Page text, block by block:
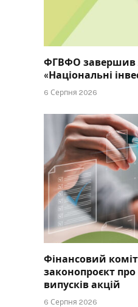
ФГВФО завершив
«Національні
6 Серпня 2026
Фінансовий
законопроєкт
випусків акцій
6 Серпня 2026